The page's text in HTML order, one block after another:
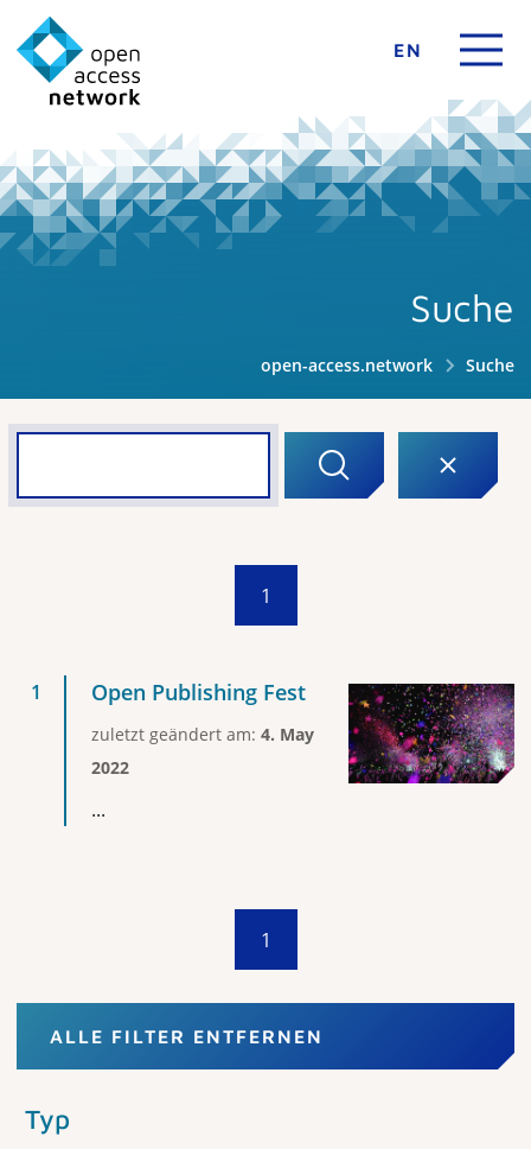
EN
Suche
open-access.network Suche
1
Open Publishing Fest
zuletzt geändert am: 4. May
2022
...
1
ALLE FILTER ENTFERNEN
Typ